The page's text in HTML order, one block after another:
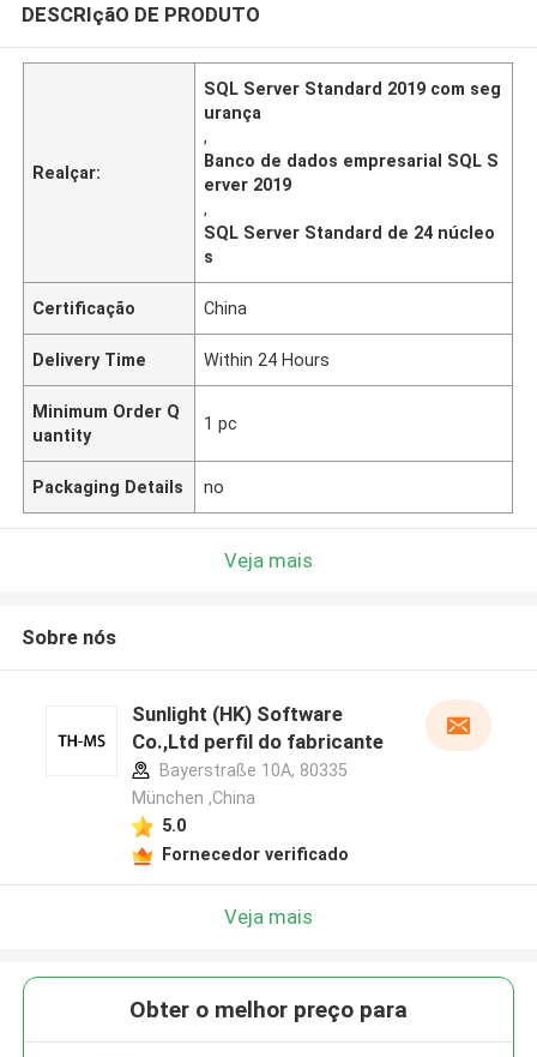
DESCRIçãO DE PRODUTO
Realçar:
SQL Server Standard 2019 com seg
urança
,
Banco de dados empresarial SQL S
erver 2019
,
SQL Server Standard de 24 núcleo
s
Certificação China
Delivery Time Within 24 Hours
Minimum Order Q
uantity
1 pc
Packaging Details no
Veja mais
Sobre nós
Sunlight (HK) Software
Co.,Ltd perfil do fabricante
Bayerstraße 10A, 80335
München ,China
5.0
Fornecedor verificado
Veja mais
Obter o melhor preço para